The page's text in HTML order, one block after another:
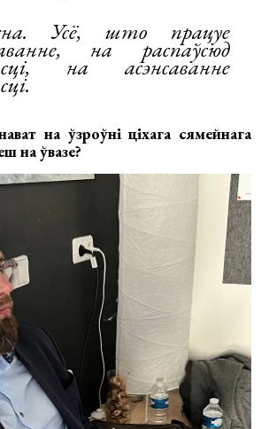
Усё, што працуе
на распаўсюд
на асэнсаванне
на ўзроўні ціхага сямейнага
на ўвазе?